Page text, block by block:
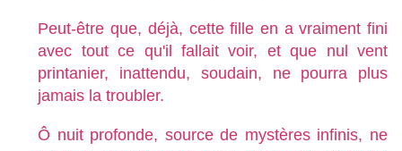
Peut-être que, déjà, cette fille en a vraiment fini
avec tout ce qu'il fallait voir, et que nul vent
printanier, inattendu, soudain, ne pourra plus
jamais la troubler.
Ô nuit profonde, source de mystères infinis, ne